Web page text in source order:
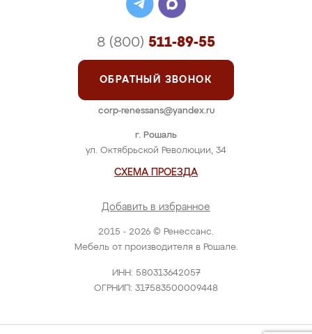
2015 - 2026 © Ренессанс.
Мебель от производителя в Рошале.
ИНН: 580313642057
ОГРНИП: 317583500009448
г. Рошаль
ул. Октябрьской Революции, 34
СХЕМА ПРОЕЗДА
Добавить в избранное
8 (800) 511-89-55
ОБРАТНЫЙ ЗВОНОК
corp-renessans@yandex.ru